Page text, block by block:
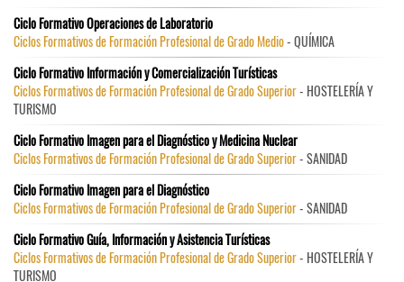
Ciclo Formativo Operaciones de Laboratorio
Ciclos Formativos de Formación Profesional de Grado Medio- QUÍMICA
Ciclo Formativo Información y Comercialización Turísticas
Ciclos Formativos de Formación Profesional de Grado Superior- HOSTELERÍA Y
TURISMO
Ciclo Formativo Imagen para el Diagnóstico y Medicina Nuclear
Ciclos Formativos de Formación Profesional de Grado Superior- SANIDAD
Ciclo Formativo Imagen para el Diagnóstico
Ciclos Formativos de Formación Profesional de Grado Superior- SANIDAD
Ciclo Formativo Guía, Información y Asistencia Turísticas
Ciclos Formativos de Formación Profesional de Grado Superior- HOSTELERÍA Y
TURISMO